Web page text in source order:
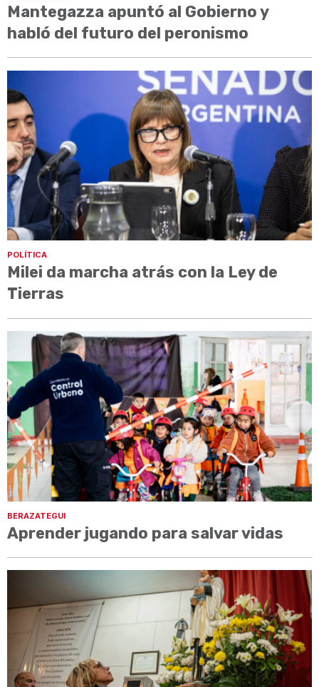
Mantegazza apuntó al Gobierno y
habló del futuro del peronismo
POLÍTICA
Milei da marcha atrás con la Ley de
Tierras
BERAZATEGUI
Aprender jugando para salvar vidas